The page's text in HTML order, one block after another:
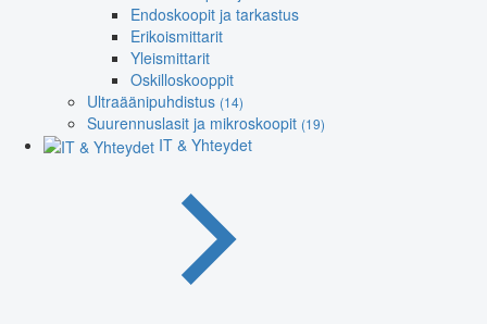
Endoskoopit ja tarkastus
Erikoismittarit
Yleismittarit
Oskilloskooppit
Ultraäänipuhdistus (14)
Suurennuslasit ja mikroskoopit (19)
IT & Yhteydet